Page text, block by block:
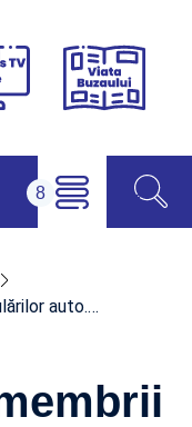
Campus
Viața
auto.…